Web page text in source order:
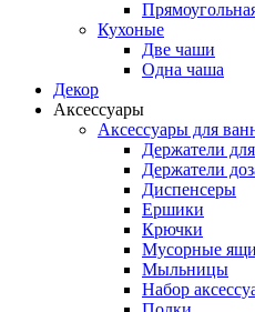
Кухоные
Две чаши
Одна чаша
Декор
Аксессуары
Аксессуары для
Держатели
Держатели
Диспенсеры
Ершики
Крючки
Мусорные
Мыльницы
Набор